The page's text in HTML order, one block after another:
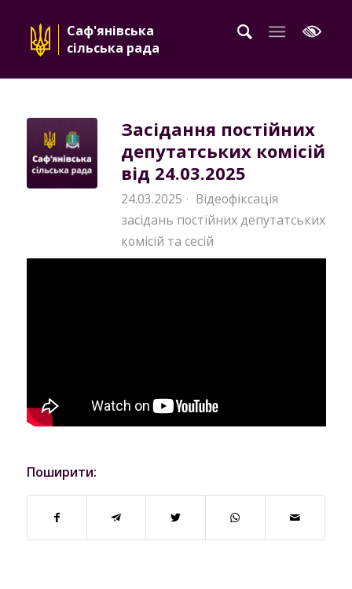
Саф'янівська
сільська рада
Засідання постійних
депутатських комісій
від 24.03.2025
24.03.2025 · Відеофіксація
засідань постійних депутатських
комісій та сесій
Поширити: